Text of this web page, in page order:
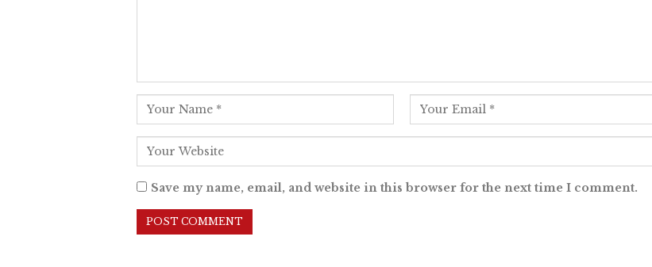
Save my name, email, and website in this browser for the next time I comment.